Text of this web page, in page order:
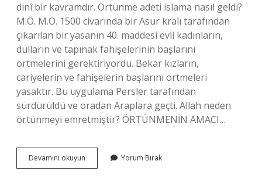
dinî bir kavramdır. Örtünme adeti islama nasıl geldi?
M.Ö. M.Ö. 1500 civarında bir Asur kralı tarafından
çıkarılan bir yasanın 40. maddesi evli kadınların,
dulların ve tapınak fahişelerinin başlarını
örtmelerini gerektiriyordu. Bekar kızların,
cariyelerin ve fahişelerin başlarını örtmeleri
yasaktır. Bu uygulama Persler tarafından
sürdürüldü ve oradan Araplara geçti. Allah neden
örtünmeyi emretmiştir? ÖRTÜNMENİN AMACI…
Devamını okuyun Örtünme
Ne
Yorum Bırak